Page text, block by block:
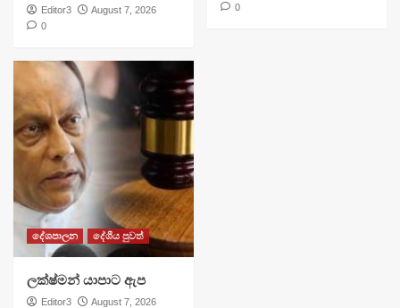
Editor3
August 7, 2026
0
0
දේශපාලන දේශීය පුවත්
ලක්ෂ්මන් යාපාට ඇප
Editor3
August 7, 2026